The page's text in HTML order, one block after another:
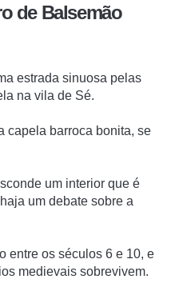
de Balsemão
estrada sinuosa pelas
na vila de Sé.
capela barroca bonita, se
um interior que é
um debate sobre a
entre os séculos 6 e 10, e
medievais sobrevivem.